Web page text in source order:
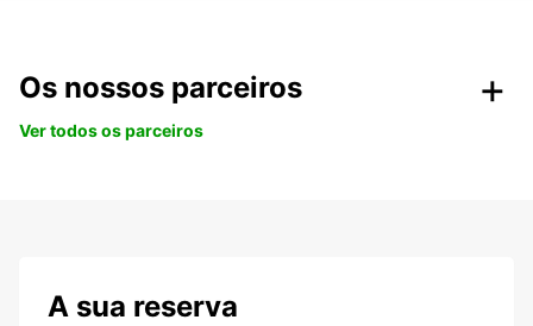
Os nossos parceiros
Ver todos os parceiros
A sua reserva